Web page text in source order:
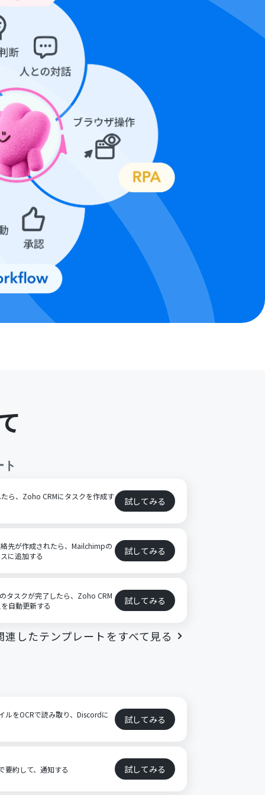
ら、Zoho CRMにタスクを作成す 試してみる
先が作成されたら、Mailchimpの
に追加する
試してみる
タスクが完了したら、Zoho CRM
自動更新する
試してみる
連したテンプレートをすべて見る
ルをOCRで読み取り、Discordに 試してみる
要約して、通知する 試してみる